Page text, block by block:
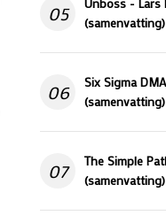
05
Unboss - Lars
(samenvatting)
06
Six Sigma
(samenvatting)
07
The Simple
(samenvatting)